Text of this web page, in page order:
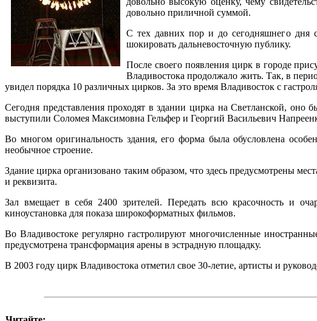
довольно приличной суммой.
С тех давних пор и до сегодняшнего дня
шокировать дальневосточную публику.
После своего появления цирк в городе
Владивостока продолжало жить. Так, в
увидел порядка 10 различных цирков. За это время Владивосток с
Сегодня представления проходят в здании цирка на Светланской,
выступили Соломея Максимовна Гельфер и Георгий Васильевич
Во многом оригинальность здания, его форма была обусловлена
необычное строение.
Здание цирка организовано таким образом, что здесь предусмотрены
и реквизита.
Зал вмещает в себя 2400 зрителей. Передать всю красочность и
киноустановка для показа широкоформатных фильмов.
Во Владивостоке регулярно гастролируют многочисленные
предусмотрена трансформация арены в эстрадную площадку.
В 2003 году цирк Владивостока отметил свое 30-летие, артисты и